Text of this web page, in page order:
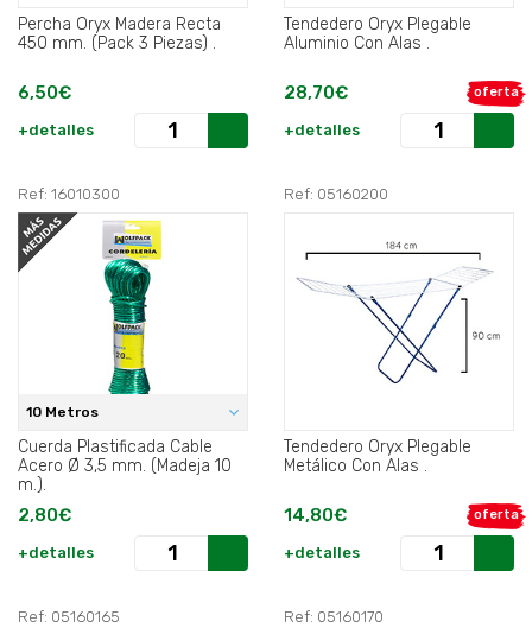
Percha Oryx Madera Recta
450 mm. (Pack 3 Piezas) .
6,50€
+detalles
Tendedero Oryx Plegable
Aluminio Con Alas .
oferta
28,70€
+detalles
Ref: 16010300
10 Metros
Cuerda Plastificada Cable
Acero Ø 3,5 mm. (Madeja 10
m.).
2,80€
+detalles
Ref: 05160200
Tendedero Oryx Plegable
Metálico Con Alas .
oferta
14,80€
+detalles
Ref: 05160165 Ref: 05160170